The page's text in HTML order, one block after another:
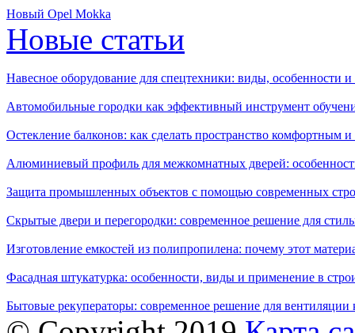
Новый Opel Mokka
Новые статьи
Навесное оборудование для спецтехники: виды, особенности
Автомобильные городки как эффективный инструмент
Остекление балконов: как сделать пространство комфортным
Алюминиевый профиль для межкомнатных дверей:
Защита промышленных объектов с помощью современных
Скрытые двери и перегородки: современное решение для
Изготовление емкостей из полипропилена: почему этот
Фасадная штукатурка: особенности, виды и применение в
Бытовые рекуператоры: современное решение для вентиляции